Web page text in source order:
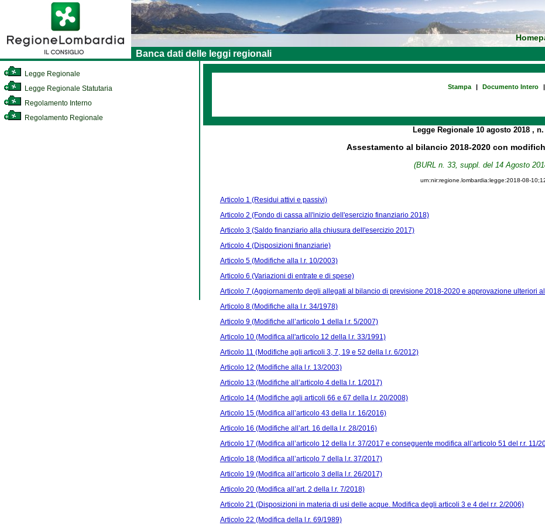
Banca dati delle leggi regionali
Legge Regionale
Legge Regionale Statutaria
Regolamento Interno
Regolamento Regionale
Stampa | Documento Intero |
Legge Regionale 10 agosto 2018 , n.
Assestamento al bilancio 2018-2020 con
(BURL n. 33, suppl. del 14 Agosto
urn:nir:regione.lombardia:legge:2018-08-
Articolo 1 (Residui attivi e passivi)
Articolo 2 (Fondo di cassa all'inizio dell'esercizio finanziario 2018)
Articolo 3 (Saldo finanziario alla chiusura dell'esercizio 2017)
Articolo 4 (Disposizioni finanziarie)
Articolo 5 (Modifiche alla l.r. 10/2003)
Articolo 6 (Variazioni di entrate e di spese)
Articolo 7 (Aggiornamento degli allegati al bilancio di previsione 2018-2020 e approvazione ulteriori
Articolo 8 (Modifiche alla l.r. 34/1978)
Articolo 9 (Modifiche all’articolo 1 della l.r. 5/2007)
Articolo 10 (Modifica all'articolo 12 della l.r. 33/1991)
Articolo 11 (Modifiche agli articoli 3, 7, 19 e 52 della l.r. 6/2012)
Articolo 12 (Modifiche alla l.r. 13/2003)
Articolo 13 (Modifiche all’articolo 4 della l.r. 1/2017)
Articolo 14 (Modifiche agli articoli 66 e 67 della l.r. 20/2008)
Articolo 15 (Modifica all’articolo 43 della l.r. 16/2016)
Articolo 16 (Modifiche all’art. 16 della l.r. 28/2016)
Articolo 17 (Modifica all’articolo 12 della l.r. 37/2017 e conseguente modifica all’articolo 51 del r.r. 11/
Articolo 18 (Modifica all’articolo 7 della l.r. 37/2017)
Articolo 19 (Modifica all’articolo 3 della l.r. 26/2017)
Articolo 20 (Modifica all’art. 2 della l.r. 7/2018)
Articolo 21 (Disposizioni in materia di usi delle acque. Modifica degli articoli 3 e 4 del r.r. 2/2006)
Articolo 22 (Modifica della l.r. 69/1989)